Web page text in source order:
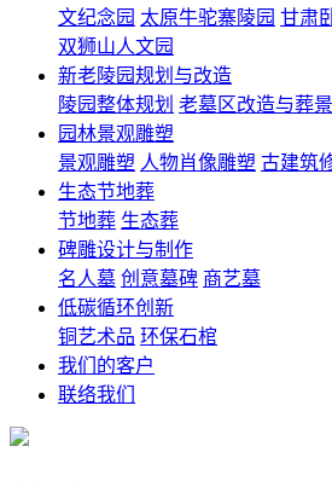
文纪念园 太原牛驼寨陵园 甘肃
双狮山人文园
新老陵园规划与改造
陵园整体规划 老墓区改造与葬
园林景观雕塑
景观雕塑 人物肖像雕塑 古建筑
生态节地葬
节地葬 生态葬
碑雕设计与制作
名人墓 创意墓碑 商艺墓
低碳循环创新
铜艺术品 环保石棺
我们的客户
联络我们